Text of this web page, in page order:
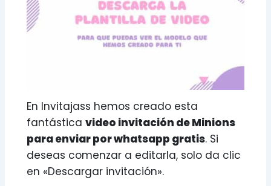
En Invitajass hemos creado esta
fantásticavideo invitación de Minions
para enviar por whatsapp gratis. Si
deseas comenzar a editarla, solo da clic
en «Descargar invitación».